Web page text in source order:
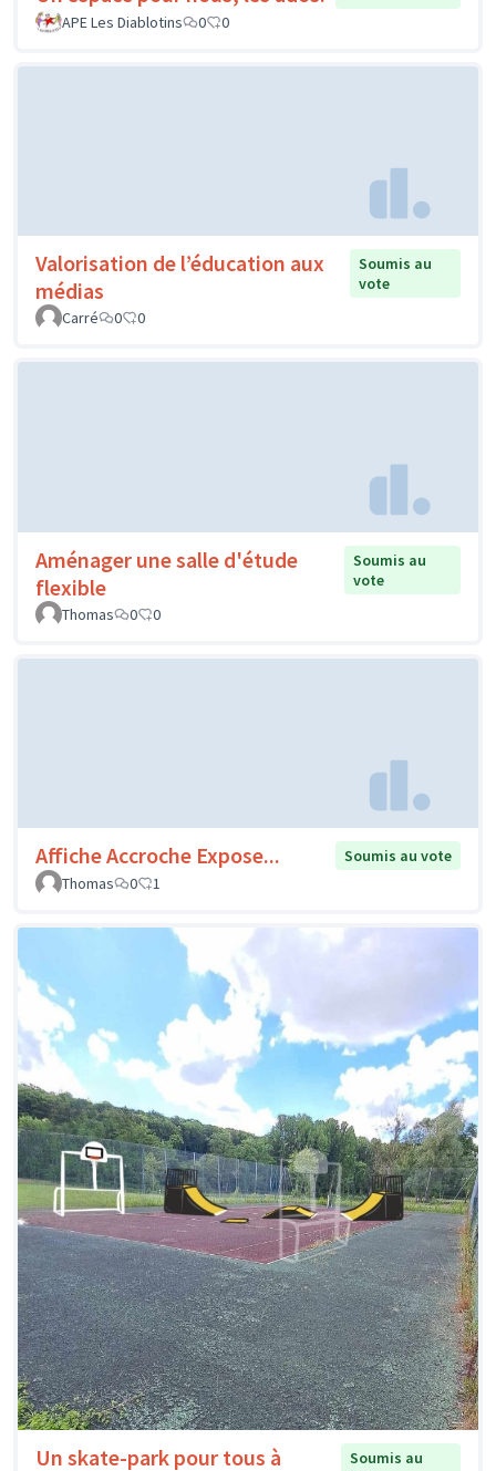
APE Les Diablotins
0 0
Valorisation de l’éducation aux
médias
Soumis au
vote
Carré
0 0
Aménager une salle d'étude
flexible
Soumis au
vote
Thomas
0 0
Affiche Accroche Expose...
Soumis au vote
Thomas
0 1
Un skate-park pour tous à
Soumis au